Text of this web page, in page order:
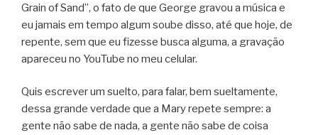
Grain of Sand”, o fato de que George gravou a música e
eu jamais em tempo algum soube disso, até que hoje, de
repente, sem que eu fizesse busca alguma, a gravação
apareceu no YouTube no meu celular.
Quis escrever um suelto, para falar, bem sueltamente,
dessa grande verdade que a Mary repete sempre: a
gente não sabe de nada, a gente não sabe de coisa